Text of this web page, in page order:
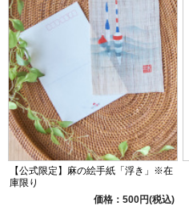
【公式限定】麻の絵手紙「浮き」※在
庫限り
価格：500円(税込)